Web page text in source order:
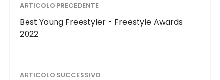
ARTICOLO PRECEDENTE
Best Young Freestyler - Freestyle Awards
2022
ARTICOLO SUCCESSIVO